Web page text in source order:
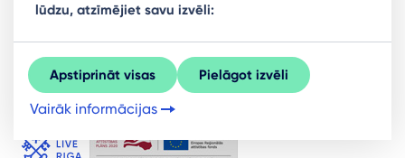
community? Subscribe to our newsletter.
Sign Up
lūdzu, atzīmējiet savu izvēli:
Apstiprināt visas Pielāgot izvēli
Vairāk informācijas